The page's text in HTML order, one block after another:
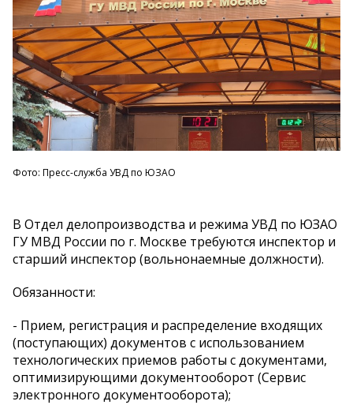
Фото: Пресс-служба УВД по ЮЗАО
В Отдел делопроизводства и режима УВД по ЮЗАО
ГУ МВД России по г. Москве требуются инспектор и
старший инспектор (вольнонаемные должности).
Обязанности:
- Прием, регистрация и распределение входящих
(поступающих) документов с использованием
технологических приемов работы с документами,
оптимизирующими документооборот (Сервис
электронного документооборота);